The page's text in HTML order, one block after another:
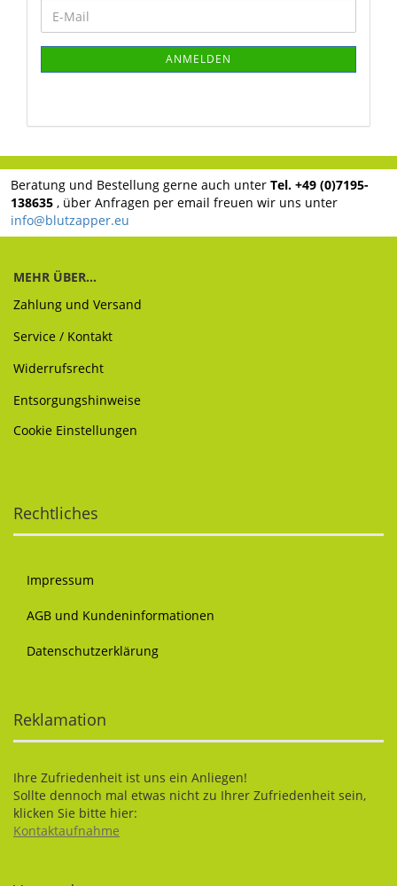
ZUR
NEWSLETTER-
E-
Mail
ANMELDEN
Beratung und Bestellung gerne auch unter Tel. +49 (0)7195-
138635 , über Anfragen per email freuen wir uns unter
info@blutzapper.eu
MEHR ÜBER...
Zahlung und Versand
Service / Kontakt
Widerrufsrecht
Entsorgungshinweise
Cookie Einstellungen
Rechtliches
Impressum
AGB und Kundeninformationen
Datenschutzerklärung
Reklamation
Ihre Zufriedenheit ist uns ein Anliegen!
Sollte dennoch mal etwas nicht zu Ihrer Zufriedenheit sein,
klicken Sie bitte hier:
Kontaktaufnahme